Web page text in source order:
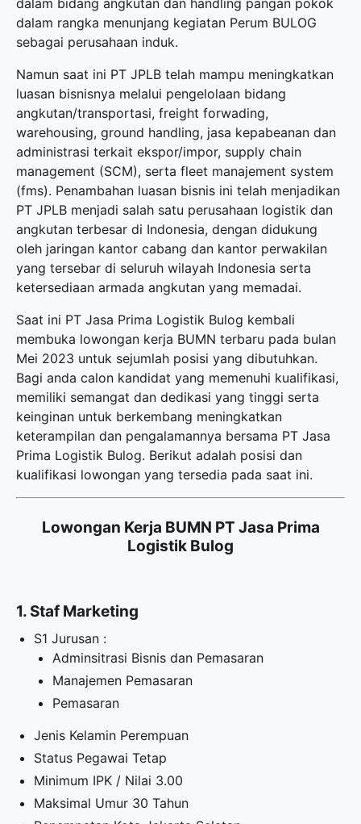
dalam bidang angkutan dan handling pangan pokok
dalam rangka menunjang kegiatan Perum BULOG
sebagai perusahaan induk.
Namun saat ini PT JPLB telah mampu meningkatkan
luasan bisnisnya melalui pengelolaan bidang
angkutan/transportasi, freight forwading,
warehousing, ground handling, jasa kepabeanan dan
administrasi terkait ekspor/impor, supply chain
management (SCM), serta fleet manajement system
(fms). Penambahan luasan bisnis ini telah menjadikan
PT JPLB menjadi salah satu perusahaan logistik dan
angkutan terbesar di Indonesia, dengan didukung
oleh jaringan kantor cabang dan kantor perwakilan
yang tersebar di seluruh wilayah Indonesia serta
ketersediaan armada angkutan yang memadai.
Saat ini PT Jasa Prima Logistik Bulog kembali
membuka lowongan kerja BUMN terbaru pada bulan
Mei 2023 untuk sejumlah posisi yang dibutuhkan.
Bagi anda calon kandidat yang memenuhi kualifikasi,
memiliki semangat dan dedikasi yang tinggi serta
keinginan untuk berkembang meningkatkan
keterampilan dan pengalamannya bersama PT Jasa
Prima Logistik Bulog. Berikut adalah posisi dan
kualifikasi lowongan yang tersedia pada saat ini.
Lowongan Kerja BUMN PT Jasa Prima
Logistik Bulog
1. Staf Marketing
S1 Jurusan :
Adminsitrasi Bisnis dan Pemasaran
Manajemen Pemasaran
Pemasaran
Jenis Kelamin Perempuan
Status Pegawai Tetap
Minimum IPK / Nilai 3.00
Maksimal Umur 30 Tahun